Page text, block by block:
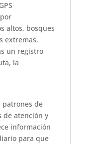
altos, bosques
extremas.
un registro
la
patrones de
de atención y
información
para que